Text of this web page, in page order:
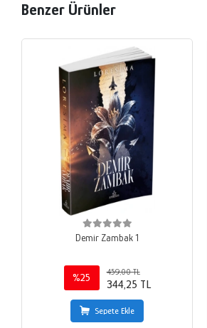
Benzer Ürünler
Demir Zambak 1
%25
459,00 TL
344,25 TL
Sepete Ekle